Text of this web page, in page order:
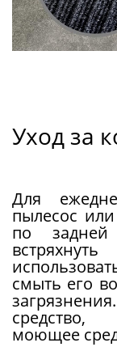
Уход за
Для
пылесос
по задней
смыть его
средство,
моющее